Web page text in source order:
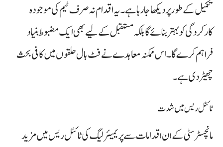
تکمیل کے طور پر دیکھا جا رہا ہے۔ یہ اقدام نہ صرف ٹیم کی موجودہ
کارکردگی کو بہتر بنائے گا بلکہ مستقبل کے لیے بھی ایک مضبوط بنیاد
فراہم کرے گا۔ اس ممکنہ معاہدے نے فٹ بال حلقوں میں کافی بحث
چھیڑ دی ہے۔
ٹائٹل ریس میں شدت
مانچسٹر سٹی کے ان اقدامات سے پریمیئر لیگ کی ٹائٹل ریس میں مزید